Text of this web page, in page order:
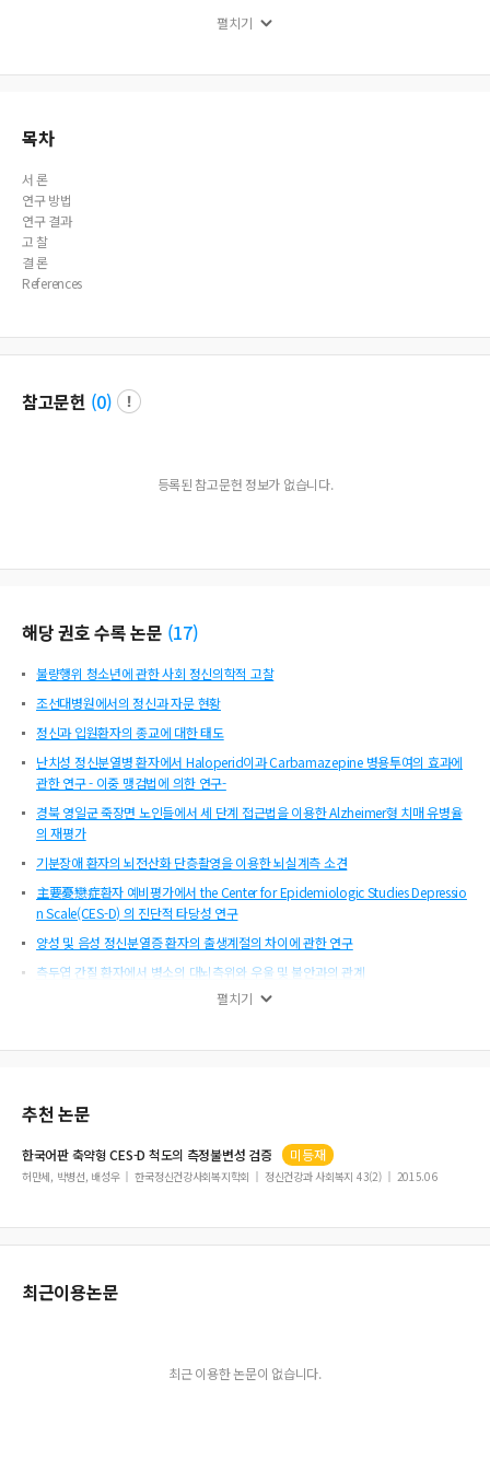
his relatively high cut-off point was reviewed in the viewpoint of culturally dete
analysis revealed wide AUC o f this instrument which indicates its high diagnos
and B D I showed almost equal diagnostic validity in assessing DSM-III-R majo
펼치기
목차
서 론
연구 방법
연구 결과
고 찰
결 론
References
참고문헌 (0)
등록된 참고문헌 정보가 없습니다.
해당 권호 수록 논문 (17)
불량행위 청소년에 관한 사회 정신의학적 고찰
조선대병원에서의 정신과 자문 현황
정신과 입원환자의 종교에 대한 태도
난치성 정신분열병 환자에서 Haloperid이과 Carbamazepine 병용투여의 효과에
관한 연구 - 이중 맹검법에 의한 연구-
경북 영일군 죽장면 노인들에서 세 단계 접근법을 이용한 Alzheimer형 치매 유병율
의 재평가
기분장애 환자의 뇌전산화 단층촬영을 이용한 뇌실계측 소견
主要憂戀症환자 예비평가에서 the Center for Epidemiologic Studies Depressio
n Scale(CES-D) 의 진단적 타당성 연구
양성 및 음성 정신분열증 환자의 출생계절의 차이에 관한 연구
측두엽 간질 환자에서 병소의 대뇌측위와 우울 및 불안과의 관계
정신분열병 환자의 병식에 대한 정신병리와 약물순응도의 관계
一
주정 의존의 정도와 생화학적 임상병리 검사의 이상 소견과의 관련성
입원한 여성 알콜중독환자에 대한 임상적 고찰
펼치기
추천 논문
한국어판 축약형CES-D 척도의 측정불변성 검증 미등재
허만세, 박병선, 배성우 한국정신건강사회복지학회 정신건강과 사회복지 43(2) 2015.06
최근이용논문
최근 이용한 논문이 없습니다.